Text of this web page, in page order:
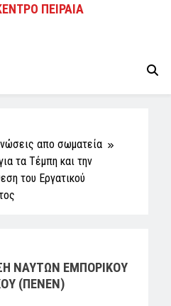
ΠΕΙΡΑΙΑ
απο σωματεία
τα Τέμπη και την
του Εργατικού
ΝΑΥΤΩΝ ΕΜΠΟΡΙΚΟΥ
(ΠΕΝΕΝ)